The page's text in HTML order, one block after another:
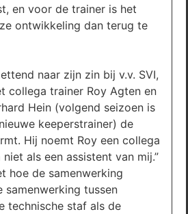
en voor de trainer is het
ontwikkeling dan terug te
naar zijn zin bij v.v. SVI,
collega trainer Roy Agten en
Hein (volgend seizoen is
keeperstrainer) de
Hij noemt Roy een collega
als een assistent van mij.”
hoe de samenwerking
tussen
technische staf als de